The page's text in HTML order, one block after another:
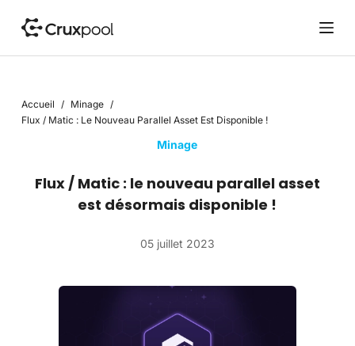
s
Accueil / Minage /
Flux / Matic : Le Nouveau Parallel Asset Est Disponible !
Minage
Flux / Matic : le nouveau parallel asset
est désormais disponible !
05 juillet 2023